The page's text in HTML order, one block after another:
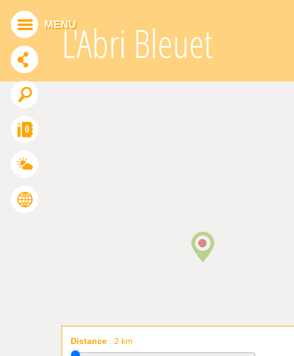
L'Abri Bleuet
Distance : 2 km
MENU
ADDTHIS EST DÉSACTIVÉ. Autoriser
0
FRANÇAIS